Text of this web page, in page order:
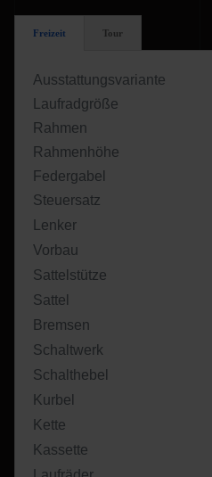
Freizeit Tour
Ausstattungsvariante
Laufradgröße
Rahmen
Rahmenhöhe
Federgabel
Steuersatz
Lenker
Vorbau
Sattelstütze
Sattel
Bremsen
Schaltwerk
Schalthebel
Kurbel
Kette
Kassette